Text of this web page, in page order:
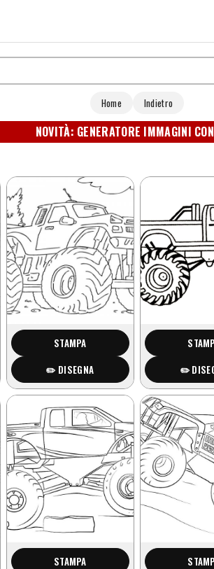
Home Indietro
NOVITÀ: GENERATORE IMMAGINI
STAMPA
✏️ DISEGNA
✏️
STAMPA